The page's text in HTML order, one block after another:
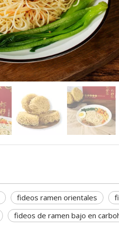
fideos ramen orientales
fideos de ramen bajo en